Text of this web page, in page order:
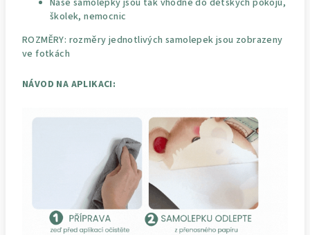
školek, nemocnic
ROZMĚRY: rozměry jednotlivých samolepek jsou zobrazeny
ve fotkách
NÁVOD NA APLIKACI: